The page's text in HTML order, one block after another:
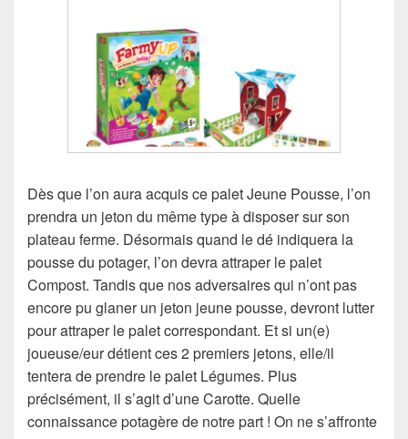
Dès que l’on aura acquis ce palet Jeune Pousse, l’on
prendra un jeton du même type à disposer sur son
plateau ferme. Désormais quand le dé indiquera la
pousse du potager, l’on devra attraper le palet
Compost. Tandis que nos adversaires qui n’ont pas
encore pu glaner un jeton jeune pousse, devront lutter
pour attraper le palet correspondant. Et si un(e)
joueuse/eur détient ces 2 premiers jetons, elle/il
tentera de prendre le palet Légumes. Plus
précisément, il s’agit d’une Carotte. Quelle
connaissance potagère de notre part ! On ne s’affronte